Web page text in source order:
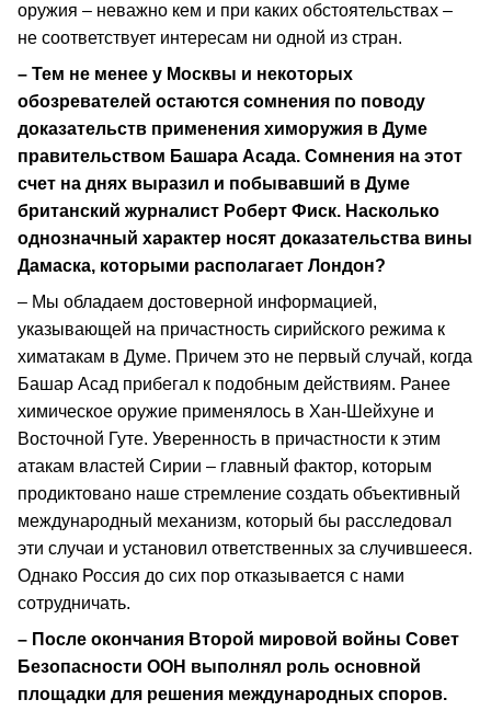
оружия – неважно кем и при каких обстоятельствах –
не соответствует интересам ни одной из стран.
– Тем не менее у Москвы и некоторых
обозревателей остаются сомнения по поводу
доказательств применения химоружия в Думе
правительством Башара Асада. Сомнения на этот
счет на днях выразил и побывавший в Думе
британский журналист Роберт Фиск. Насколько
однозначный характер носят доказательства вины
Дамаска, которыми располагает Лондон?
– Мы обладаем достоверной информацией,
указывающей на причастность сирийского режима к
химатакам в Думе. Причем это не первый случай, когда
Башар Асад прибегал к подобным действиям. Ранее
химическое оружие применялось в Хан-Шейхуне и
Восточной Гуте. Уверенность в причастности к этим
атакам властей Сирии – главный фактор, которым
продиктовано наше стремление создать объективный
международный механизм, который бы расследовал
эти случаи и установил ответственных за случившееся.
Однако Россия до сих пор отказывается с нами
сотрудничать.
– После окончания Второй мировой войны Совет
Безопасности ООН выполнял роль основной
площадки для решения международных споров.